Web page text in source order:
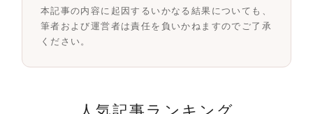
本記事の内容に起因するいかなる結果についても、
筆者および運営者は責任を負いかねますのでご了承
ください。